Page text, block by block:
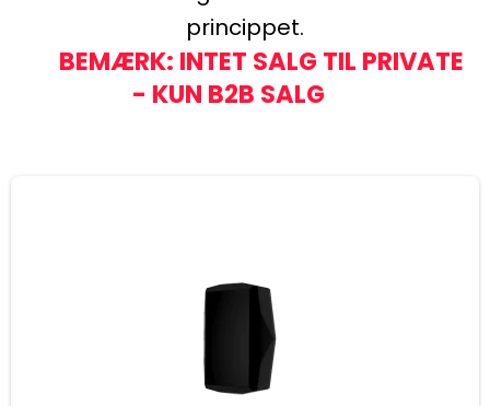
princippet.
BEMÆRK: INTET SALG TIL PRIVATE
- KUN B2B SALG